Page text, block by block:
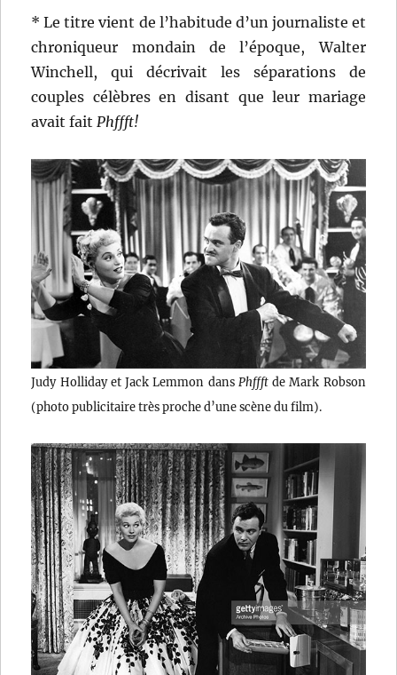
* Le titre vient de l’habitude d’un journaliste et
chroniqueur mondain de l’époque, Walter
Winchell, qui décrivait les séparations de
couples célèbres en disant que leur mariage
avait faitPhffft!
Judy Holliday et Jack Lemmon dans Phffftde Mark Robson
(photo publicitaire très proche d’une scène du film).